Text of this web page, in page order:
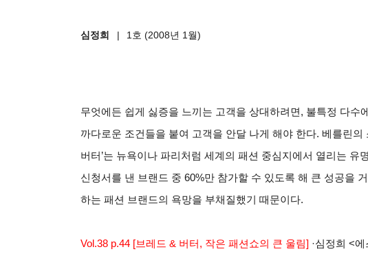
심정희 | 1호 (2008년 1월)
무엇에든 쉽게 싫증을 느끼는 고객을 상대하려면, 불특정 다수
까다로운 조건들을 붙여 고객을 안달 나게 해야 한다. 베를린의
버터’는 뉴욕이나 파리처럼 세계의 패션 중심지에서 열리는 유
신청서를 낸 브랜드 중 60%만 참가할 수 있도록 해 큰 성공을
하는 패션 브랜드의 욕망을 부채질했기 때문이다.
Vol.38 p.44 [브레드 & 버터, 작은 패션쇼의 큰 울림] ·심정희 <에